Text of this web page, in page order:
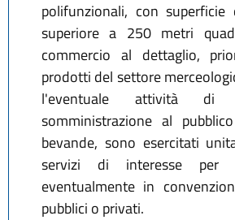
polifunzionali, con
superiore a 250 metri
commercio al dettaglio,
prodotti del settore
l'eventuale attività di
somministrazione al
bevande, sono esercitati
servizi di interesse per
eventualmente in
pubblici o privati.